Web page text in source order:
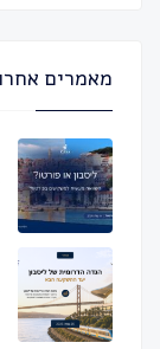
מאמרים